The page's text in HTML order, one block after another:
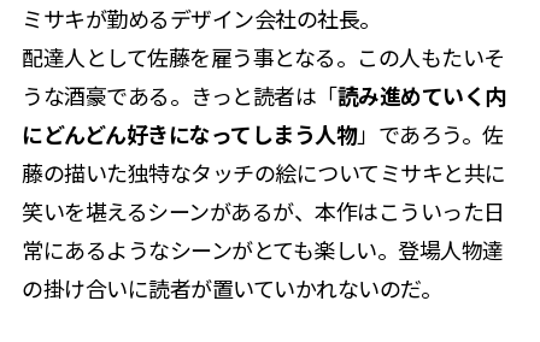
ミサキが勤めるデザイン会社の社長。
配達人として佐藤を雇う事となる。この人もたいそ
うな酒豪である。きっと読者は「読み進めていく内
にどんどん好きになってしまう人物」であろう。佐
藤の描いた独特なタッチの絵についてミサキと共に
笑いを堪えるシーンがあるが、本作はこういった日
常にあるようなシーンがとても楽しい。登場人物達
の掛け合いに読者が置いていかれないのだ。